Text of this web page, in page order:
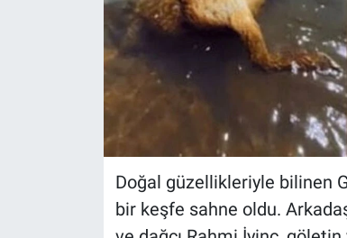
Doğal güzellikleriyle bilinen
bir keşfe sahne oldu.